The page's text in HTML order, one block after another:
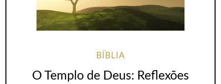
BÍBLIA
O Templo de Deus: Reflexões